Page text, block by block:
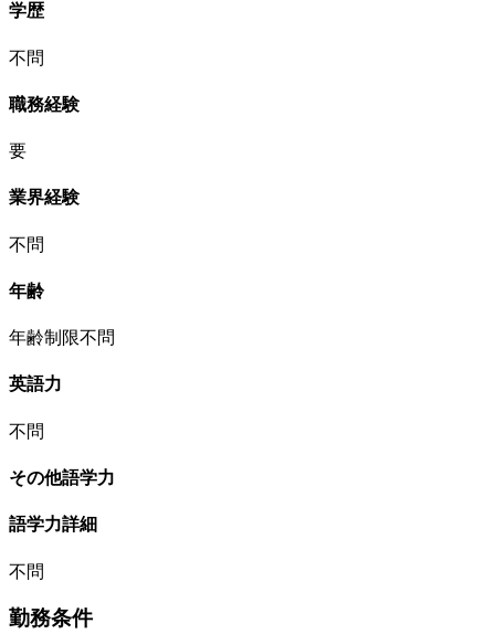
学歴
不問
職務経験
要
業界経験
不問
年齢
年齢制限不問
英語力
不問
その他語学力
語学力詳細
不問
勤務条件